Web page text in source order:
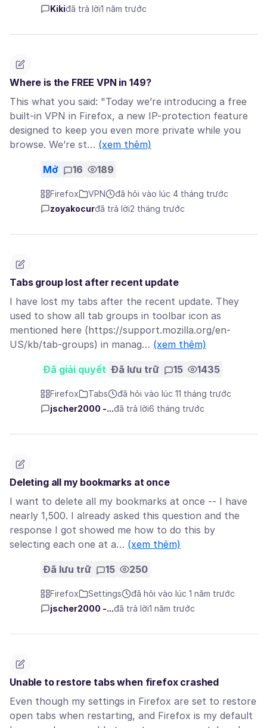
Kikiđã trả lời1 năm trước
Where is the FREE VPN in 149?
This what you said: "Today we’re introducing a free
built-in VPN in Firefox, a new IP-protection feature
designed to keep you even more private while you
browse. We’re st… (xem thêm)
Mở 16 189
Firefox VPN
đã hỏi vào lúc 4 tháng trước
zoyakocurđã trả lời2 tháng trước
Tabs group lost after recent update
I have lost my tabs after the recent update. They
used to show all tab groups in toolbar icon as
mentioned here (https://support.mozilla.org/en-
US/kb/tab-groups) in manag… (xem thêm)
Đã giải quyết Đã lưu trữ 15 1435
Firefox Tabs
đã hỏi vào lúc 11 tháng trước
jscher2000 -...đã trả lời6 tháng trước
Deleting all my bookmarks at once
I want to delete all my bookmarks at once -- I have
nearly 1,500. I already asked this question and the
response I got showed me how to do this by
selecting each one at a… (xem thêm)
Đã lưu trữ 15 250
Firefox Settings
đã hỏi vào lúc 1 năm trước
jscher2000 -...đã trả lời1 năm trước
Unable to restore tabs when firefox crashed
Even though my settings in Firefox are set to restore
open tabs when restarting, and Firefox is my default